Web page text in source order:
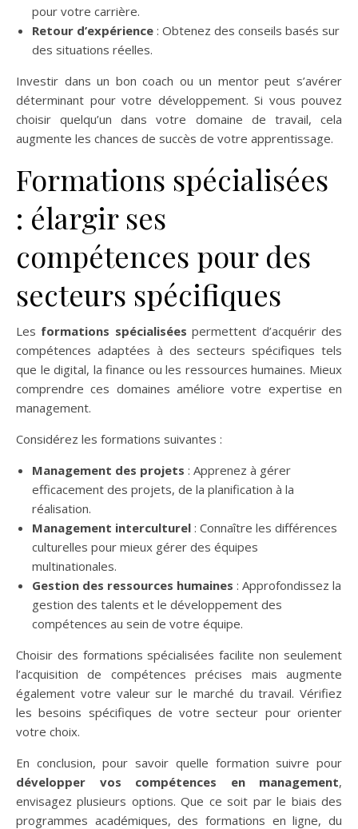
pour votre carrière.
Retour d’expérience : Obtenez des conseils basés sur
des situations réelles.
Investir dans un bon coach ou un mentor peut s’avérer
déterminant pour votre développement. Si vous pouvez
choisir quelqu’un dans votre domaine de travail, cela
augmente les chances de succès de votre apprentissage.
Formations spécialisées
: élargir ses
compétences pour des
secteurs spécifiques
Les formations spécialisées permettent d’acquérir des
compétences adaptées à des secteurs spécifiques tels
que le digital, la finance ou les ressources humaines. Mieux
comprendre ces domaines améliore votre expertise en
management.
Considérez les formations suivantes :
Management des projets : Apprenez à gérer
efficacement des projets, de la planification à la
réalisation.
Management interculturel : Connaître les différences
culturelles pour mieux gérer des équipes
multinationales.
Gestion des ressources humaines : Approfondissez la
gestion des talents et le développement des
compétences au sein de votre équipe.
Choisir des formations spécialisées facilite non seulement
l’acquisition de compétences précises mais augmente
également votre valeur sur le marché du travail. Vérifiez
les besoins spécifiques de votre secteur pour orienter
votre choix.
En conclusion, pour savoir quelle formation suivre pour
développer vos compétences en management,
envisagez plusieurs options. Que ce soit par le biais des
programmes académiques, des formations en ligne, du